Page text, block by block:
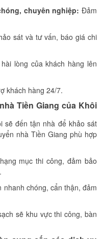
chuyên nghiệp: Đảm
sát và tư vấn, báo giá chi
lòng của khách hàng lên
khách hàng 24/7.
Tiền Giang của Khôi
sẽ đến tận nhà để khảo sát
nhà Tiền Giang phù hợp
mục thi công, đảm bảo
nhanh chóng, cẩn thận, đảm
sẽ khu vực thi công, bàn